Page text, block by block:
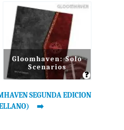
15.96€ Agotado
14.95€ Comprar
Gloomhaven: Solo
Scenarios
❓
SEGUNDA EDICION